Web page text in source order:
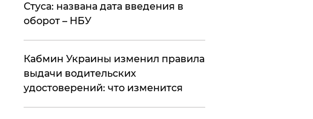
Стуса: названа дата введения в
оборот – НБУ
Кабмин Украины изменил правила
выдачи водительских
удостоверений: что изменится